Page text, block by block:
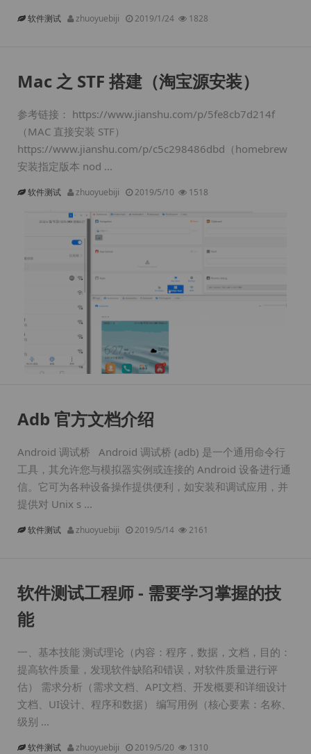
软件测试 zhuoyuebiji 2019/1/24 1828
Mac 之 STF 搭建（淘宝源安装）
参考链接： https://www.jianshu.com/p/5fe8cb7d214f
（MAC 直接安装 STF）
https://www.jianshu.com/p/c5c298486dbd（homebrew
安装指定版本 nod ...
软件测试 zhuoyuebiji 2019/5/10 1518
Adb 官方文档介绍
Android 调试桥 Android 调试桥 (adb) 是一个通用命令行
工具，其允许您与模拟器实例或连接的 Android 设备进行通
信。它可为各种设备操作提供便利，如安装和调试应用，并
提供对 Unix s ...
软件测试 zhuoyuebiji 2019/5/14 2161
软件测试工程师 - 需要学习掌握的技
能
一、基本技能 测试理论（内容：程序，数据，文档，目的：
提高软件质量，发现软件缺陷和错误，对软件质量进行评
估） 需求分析（需求文档、API文档、开发概要和详细设计
文档、UI设计、程序和数据） 编写用例（核心要素：名称、
级别 ...
软件测试 zhuoyuebiji 2019/5/20 1310